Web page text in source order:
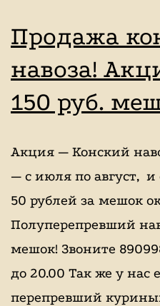
на
лошадях,
школа
верховой
езды,
спорт,
уроки
верховой
езды,
индивидуальные
Продажа
навоза!
150 руб.
Акция — Конский
— с июля по август, и
50 рублей за мешок
Полуперепревший
мешок! Звоните
до 20.00 Так же у нас
перепревший